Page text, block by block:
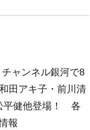
ャンネル銀河で8
田アキ子・前川清
平健他登場！ 各
報